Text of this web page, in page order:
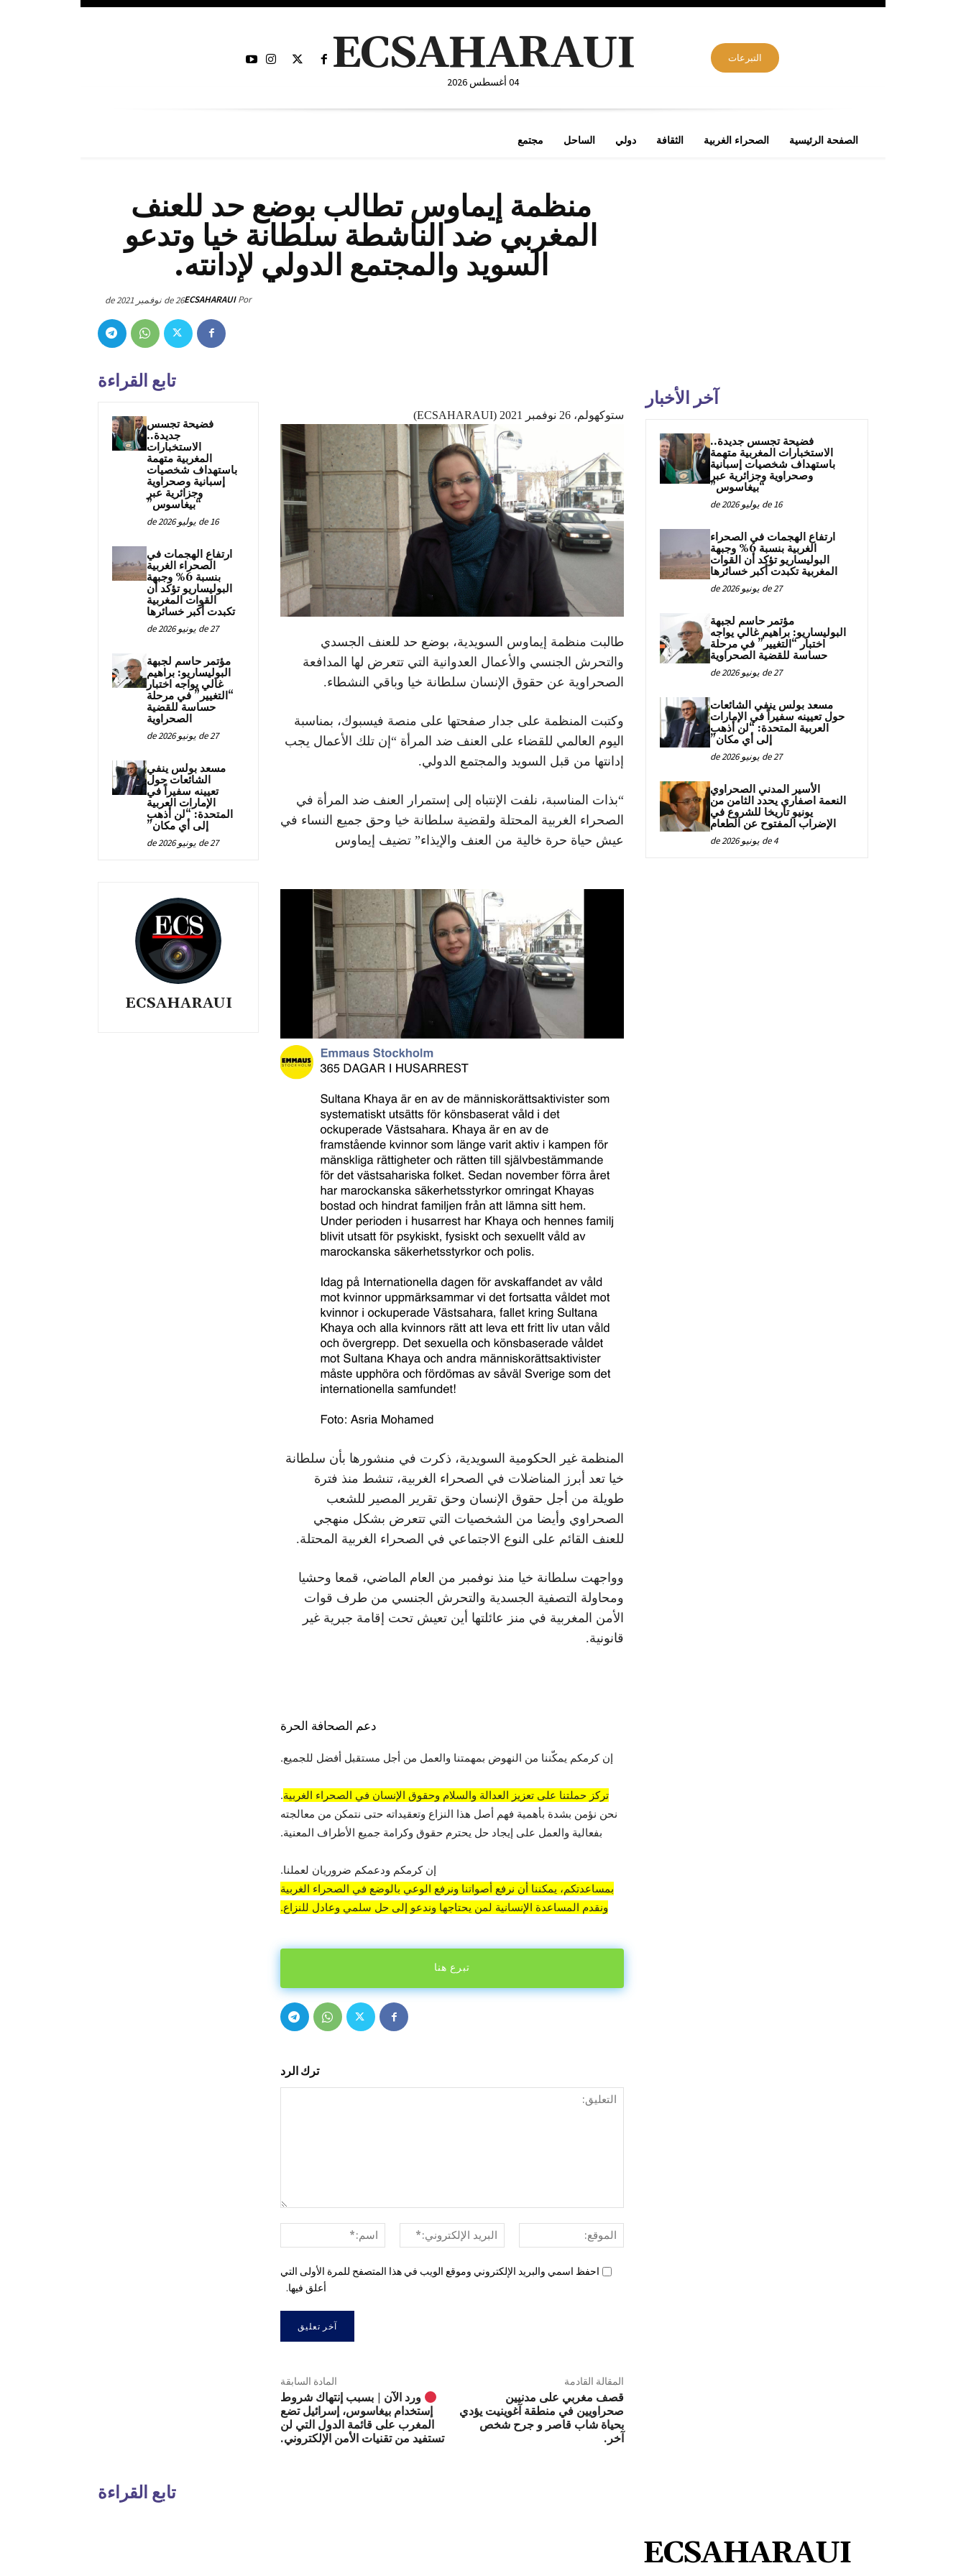
التبرعات ECSAHARAUI
04 أغسطس 2026
الصفحة الرئيسية الصحراء الغربية الثقافة دولي الساحل مجتمع
منظمة إيماوس تطالب بوضع حد للعنف
المغربي ضد الناشطة سلطانة خيا وتدعو
السويد والمجتمع الدولي لإدانته.
Por
ECSAHARAUI26 de نوفمبر de 2021
تابع القراءة
فضيحة تجسس
جديدة..
الاستخبارات
المغربية متهمة
باستهداف شخصيات
إسبانية وصحراوية
وجزائرية عبر
“بيغاسوس”
16 de يوليو de 2026
ارتفاع الهجمات في
الصحراء الغربية
بنسبة 6% وجبهة
البوليساريو تؤكد أن
القوات المغربية
تكبدت أكبر خسائرها
27 de يونيو de 2026
مؤتمر حاسم لجبهة
البوليساريو: براهيم
غالي يواجه اختبار
“التغيير” في مرحلة
حساسة للقضية
الصحراوية
27 de يونيو de 2026
مسعد بولس ينفي
الشائعات حول
تعيينه سفيراً في
الإمارات العربية
المتحدة: “لن أذهب
إلى أي مكان”
27 de يونيو de 2026
ECSAHARAUI
ستوكهولم، 26 نوفمبر 2021 (ECSAHARAUI)
طالبت منظمة إيماوس السويدية، بوضع حد للعنف الجسدي
والتحرش الجنسي والأعمال العدوانية التي تتعرض لها المدافعة
الصحراوية عن حقوق الإنسان سلطانة خيا وباقي النشطاء.
وكتبت المنظمة على جدار صفحتها على منصة فيسبوك، بمناسبة
اليوم العالمي للقضاء على العنف ضد المرأة “إن تلك الأعمال يجب
إدانتها من قبل السويد والمجتمع الدولي.
“بذات المناسبة، نلفت الإنتباه إلى إستمرار العنف ضد المرأة في
الصحراء الغربية المحتلة ولقضية سلطانة خيا وحق جميع النساء في
عيش حياة حرة خالية من العنف والإيذاء” تضيف إيماوس
المنظمة غير الحكومية السويدية، ذكرت في منشورها بأن سلطانة
خيا تعد أبرز المناضلات في الصحراء الغربية، تنشط منذ فترة
طويلة من أجل حقوق الإنسان وحق تقرير المصير للشعب
الصحراوي وأيضا من الشخصيات التي تتعرض بشكل منهجي
للعنف القائم على النوع الاجتماعي في الصحراء الغربية المحتلة.
وواجهت سلطانة خيا منذ نوفمبر من العام الماضي، قمعا وحشيا
ومحاولة التصفية الجسدية والتحرش الجنسي من طرف قوات
الأمن المغربية في منز عائلتها أين تعيش تحت إقامة جبرية غير
قانونية.
دعم الصحافة الحرة
إن كرمكم يمكّننا من النهوض بمهمتنا والعمل من أجل مستقبل أفضل للجميع.
تركز حملتنا على تعزيز العدالة والسلام وحقوق الإنسان في الصحراء الغربية.
نحن نؤمن بشدة بأهمية فهم أصل هذا النزاع وتعقيداته حتى نتمكن من معالجته
بفعالية والعمل على إيجاد حل يحترم حقوق وكرامة جميع الأطراف المعنية.
إن كرمكم ودعمكم ضروريان لعملنا.
بمساعدتكم، يمكننا أن نرفع أصواتنا ونرفع الوعي بالوضع في الصحراء الغربية
ونقدم المساعدة الإنسانية لمن يحتاجها وندعو إلى حل سلمي وعادل للنزاع.
تبرع هنا
ترك الرد
الإلكتروني:*
الموقع:
احفظ اسمي والبريد الإلكتروني وموقع الويب في هذا المتصفح للمرة الأولى التي
أعلق فيها.
المادة السابقة
ورد الآن | بسبب إنتهاك شروط
إستخدام بيغاسوس، إسرائيل تضع
المغرب على قائمة الدول التي لن
تستفيد من تقنيات الأمن الإلكتروني.
المقالة القادمة
قصف مغربي على مدنيين
صحراويين في منطقة آغوينيت يؤدي
بحياة شاب قاصر و جرح شخص
آخر.
تابع القراءة
آخر الأخبار
فضيحة تجسس جديدة..
الاستخبارات المغربية متهمة
باستهداف شخصيات إسبانية
وصحراوية وجزائرية عبر
“بيغاسوس”
16 de يوليو de 2026
ارتفاع الهجمات في الصحراء
الغربية بنسبة 6% وجبهة
البوليساريو تؤكد أن القوات
المغربية تكبدت أكبر خسائرها
27 de يونيو de 2026
مؤتمر حاسم لجبهة
البوليساريو: براهيم غالي يواجه
اختبار “التغيير” في مرحلة
حساسة للقضية الصحراوية
27 de يونيو de 2026
مسعد بولس ينفي الشائعات
حول تعيينه سفيراً في الإمارات
العربية المتحدة: “لن أذهب
إلى أي مكان”
27 de يونيو de 2026
الأسير المدني الصحراوي
النعمة اصفاري يحدد الثامن من
يونيو تاريخا للشروع في
الإضراب المفتوح عن الطعام
4 de يونيو de 2026
ECSAHARAUI